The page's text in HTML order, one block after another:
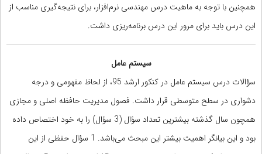
همچنین با توجه به ماهیت درس مهندسی نرم‌افزار، برای نتیجه‌گیری مناسب از
این درس باید برای مرور این درس برنامه‌ریزی داشت.
سیستم عامل
سؤالات درس سیستم عامل در کنکور ارشد 95، از لحاظ مفهومی و درجه
دشواری در سطح متوسطی قرار داشت. فصول مدیریت حافظه اصلی و مجازی
همچون سال گذشته بیشترین تعداد سؤال (3 سؤال) را به خود اختصاص داده
بود و این بیانگر اهمیت بیشتر این مبحث می‌باشد. 1 سؤال حفظی از این